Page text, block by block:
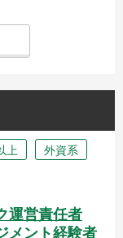
上 外資系
運営責任者
メント経験者